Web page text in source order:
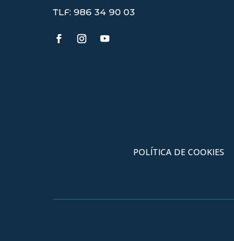
TLF: 986 34 90 03
POLÍTICA DE COOKIES